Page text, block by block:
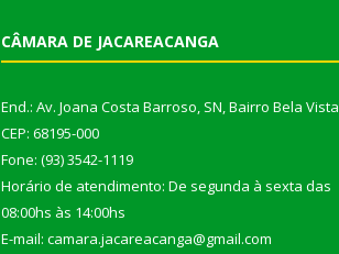
CÂMARA DE JACAREACANGA
End.: Av. Joana Costa Barroso, SN, Bairro Bela Vista
CEP: 68195-000
Fone: (93) 3542-1119
Horário de atendimento: De segunda à sexta das
08:00hs às 14:00hs
E-mail: camara.jacareacanga@gmail.com